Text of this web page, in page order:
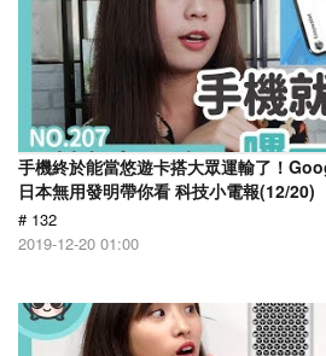
手機終於能當悠遊卡搭大眾運輸了！
日本無用發明帶你看 科技小電報(12/20)
# 132
2019-12-20 01:00